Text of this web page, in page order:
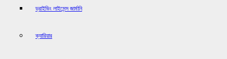
ড্রাইভিং লাইসেন্স জার্মানি
ক্যারিয়ার